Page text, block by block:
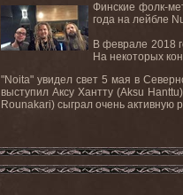
Финские фолк-
года на лейбле
В феврале 2018
На некоторых
"Noita" увидел свет 5 мая в
выступил Аксу Хантту (Aksu
Rounakari) сыграл очень активную